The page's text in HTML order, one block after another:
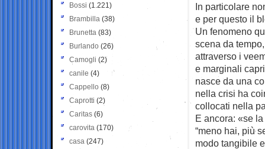
In particolare
e per questo il
Un fenomeno
scena da
attraverso i
e marginali
nasce da una
nella crisi ha
collocati nella
E ancora: «se
“meno hai, più
modo tangibile
Bossi (1.221)
Brambilla (38)
Brunetta (83)
Burlando (26)
Camogli (2)
canile (4)
Cappello (8)
Caprotti (2)
Caritas (6)
carovita (170)
casa (247)